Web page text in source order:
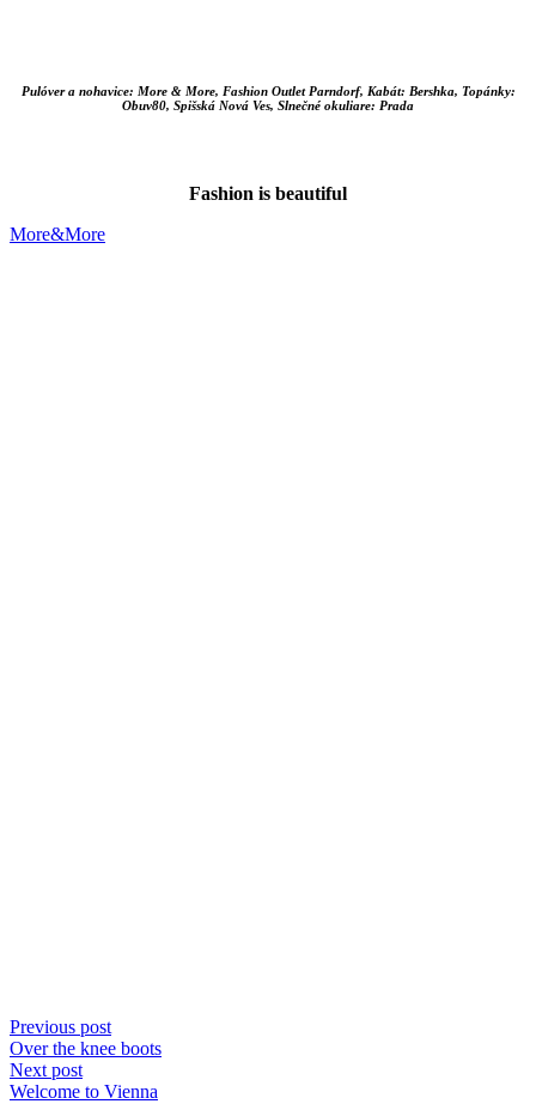
Pulóver a nohavice: More & More, Fashion Outlet Parndorf, Kabát: Bershka, Topánky:
Obuv80, Spišská Nová Ves, Slnečné okuliare: Prada
Fashion is beautiful
More&More
Previous post
Over the knee boots
Next post
Welcome to Vienna